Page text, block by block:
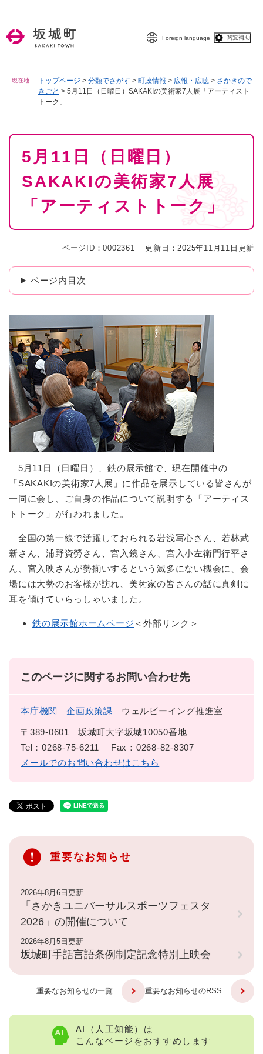
Foreign language 閲覧補助
現在地 トップページ > 分類でさがす > 町政情報 > 広報・広聴 > さかきので
きごと > 5月11日（日曜日）SAKAKIの美術家7人展「アーティスト
トーク」
本
5月11日（日曜日）
SAKAKIの美術家7人展
「アーティストトーク」
ページID：0002361 更新日：2025年11月11日更新
ページ内目次
5月11日（日曜日）、鉄の展示館で、現在開催中の
「SAKAKIの美術家7人展」に作品を展示している皆さんが
一同に会し、ご自身の作品について説明する「アーティス
トトーク」が行われました。
全国の第一線で活躍しておられる岩浅写心さん、若林武
新さん、浦野資勞さん、宮入鏡さん、宮入小左衛門行平さ
ん、宮入映さんが勢揃いするという滅多にない機会に、会
場には大勢のお客様が訪れ、美術家の皆さんの話に真剣に
耳を傾けていらっしゃいました。
鉄の展示館ホームページ ＜外部リンク＞
このページに関するお問い合わせ先
本庁機関 企画政策課 ウェルビーイング推進室
〒389-0601
坂城町大字坂城10050番地
Tel：0268-75-6211
Fax：0268-82-8307
メールでのお問い合わせはこちら
重要なお知らせ
2026年8月6日更新
「さかきユニバーサルスポーツフェスタ
2026」の開催について
2026年8月5日更新
坂城町手話言語条例制定記念特別上映会
重要なお知らせの一覧 重要なお知らせのRSS
AI（人工知能）は
こんなページをおすすめします